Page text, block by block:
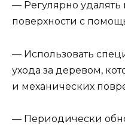
— Регулярно удалять
поверхности с
— Использовать
ухода за деревом,
и механических
— Периодически